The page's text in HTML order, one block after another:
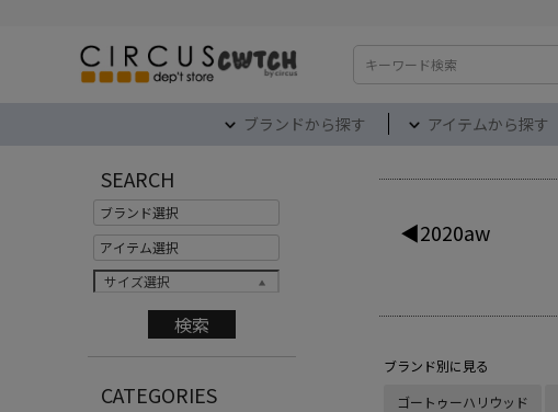
検索
ブランドから探す アイテムから探す
SEARCH
サイズ選択
CATEGORIES
◀2020aw
ブランド別に見る
ゴートゥーハリウッド